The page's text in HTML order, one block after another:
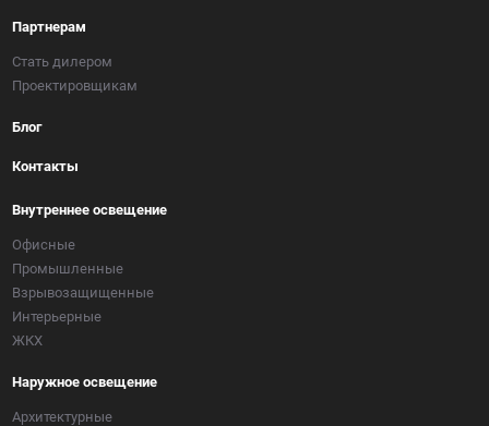
Партнерам
Стать дилером
Проектировщикам
Блог
Контакты
Внутреннее освещение
Офисные
Промышленные
Взрывозащищенные
Интерьерные
ЖКХ
Наружное освещение
Архитектурные